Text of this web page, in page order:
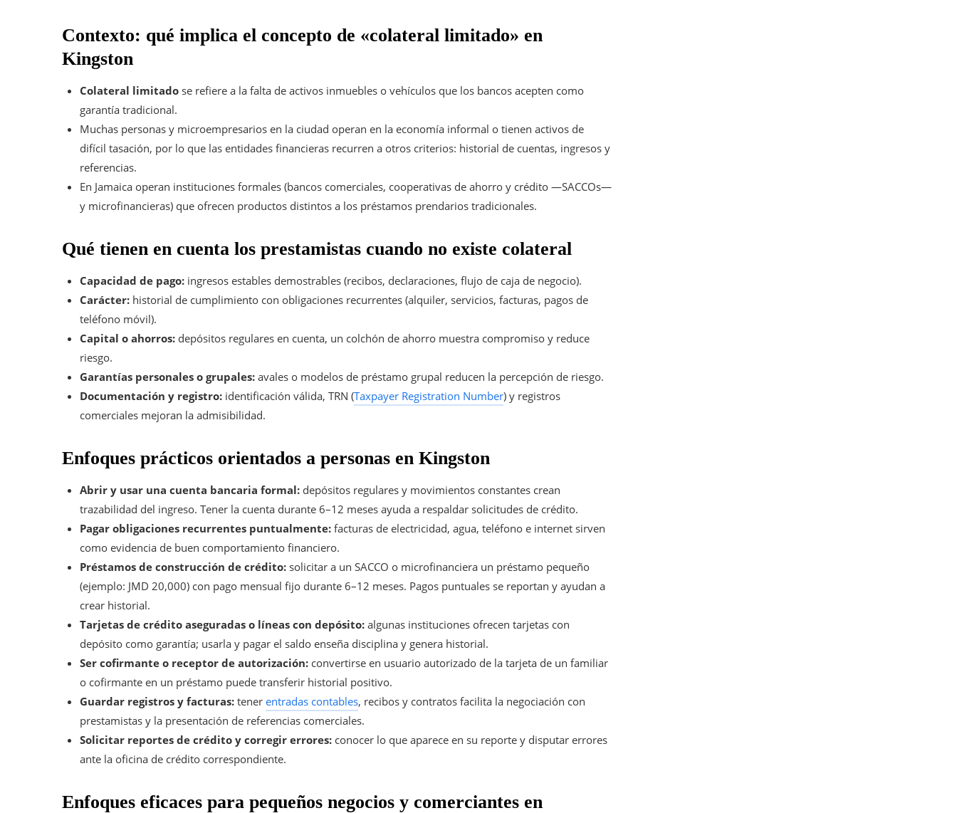
Contexto: qué implica el concepto de «colateral limitado» en
Kingston
Colateral limitado se refiere a la falta de activos inmuebles o vehículos que los bancos acepten como
garantía tradicional.
Muchas personas y microempresarios en la ciudad operan en la economía informal o tienen activos de
difícil tasación, por lo que las entidades financieras recurren a otros criterios: historial de cuentas, ingresos y
referencias.
En Jamaica operan instituciones formales (bancos comerciales, cooperativas de ahorro y crédito —SACCOs—
y microfinancieras) que ofrecen productos distintos a los préstamos prendarios tradicionales.
Qué tienen en cuenta los prestamistas cuando no existe colateral
Capacidad de pago: ingresos estables demostrables (recibos, declaraciones, flujo de caja de negocio).
Carácter: historial de cumplimiento con obligaciones recurrentes (alquiler, servicios, facturas, pagos de
teléfono móvil).
Capital o ahorros: depósitos regulares en cuenta, un colchón de ahorro muestra compromiso y reduce
riesgo.
Garantías personales o grupales: avales o modelos de préstamo grupal reducen la percepción de riesgo.
Documentación y registro: identificación válida, TRN (Taxpayer Registration Number) y registros
comerciales mejoran la admisibilidad.
Enfoques prácticos orientados a personas en Kingston
Abrir y usar una cuenta bancaria formal: depósitos regulares y movimientos constantes crean
trazabilidad del ingreso. Tener la cuenta durante 6–12 meses ayuda a respaldar solicitudes de crédito.
Pagar obligaciones recurrentes puntualmente: facturas de electricidad, agua, teléfono e internet sirven
como evidencia de buen comportamiento financiero.
Préstamos de construcción de crédito: solicitar a un SACCO o microfinanciera un préstamo pequeño
(ejemplo: JMD 20,000) con pago mensual fijo durante 6–12 meses. Pagos puntuales se reportan y ayudan a
crear historial.
Tarjetas de crédito aseguradas o líneas con depósito: algunas instituciones ofrecen tarjetas con
depósito como garantía; usarla y pagar el saldo enseña disciplina y genera historial.
Ser cofirmante o receptor de autorización: convertirse en usuario autorizado de la tarjeta de un familiar
o cofirmante en un préstamo puede transferir historial positivo.
Guardar registros y facturas: tener entradas contables, recibos y contratos facilita la negociación con
prestamistas y la presentación de referencias comerciales.
Solicitar reportes de crédito y corregir errores: conocer lo que aparece en su reporte y disputar errores
ante la oficina de crédito correspondiente.
Enfoques eficaces para pequeños negocios y comerciantes en